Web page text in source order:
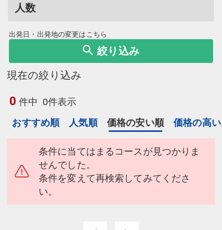
人数
出発日・出発地の変更はこちら
絞り込み
現在の絞り込み
0 件中 0件表示
おすすめ順
人気順 価格の安い順 価格の高
条件に当てはまるコースが見つかりま
せんでした。
条件を変えて再検索してみてくださ
い。